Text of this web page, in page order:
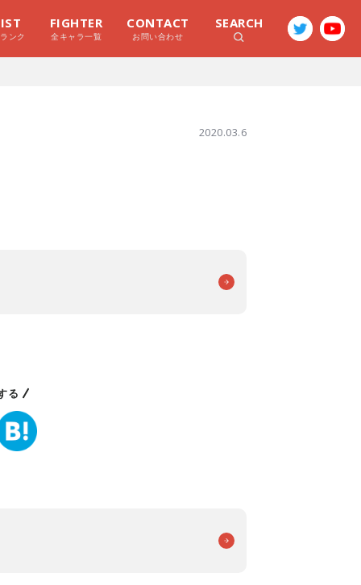
ンク
FIGHTER
全キャラ一覧
CONTACT
お問い合わせ
SEARCH
2020.03.6
る